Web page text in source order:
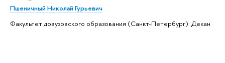
Пшеничный Николай Гурьевич
Факультет довузовского образования (Санкт-Петербург): Декан